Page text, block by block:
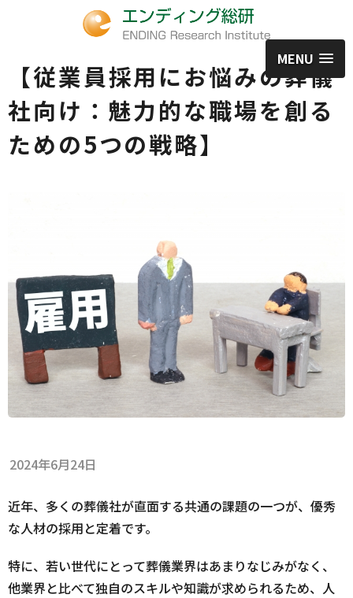
MENU
【従業員採用にお悩みの葬儀
社向け：魅力的な職場を創る
ための5つの戦略】
2024年6月24日
近年、多くの葬儀社が直面する共通の課題の一つが、優秀
な人材の採用と定着です。
特に、若い世代にとって葬儀業界はあまりなじみがなく、
他業界と比べて独自のスキルや知識が求められるため、人